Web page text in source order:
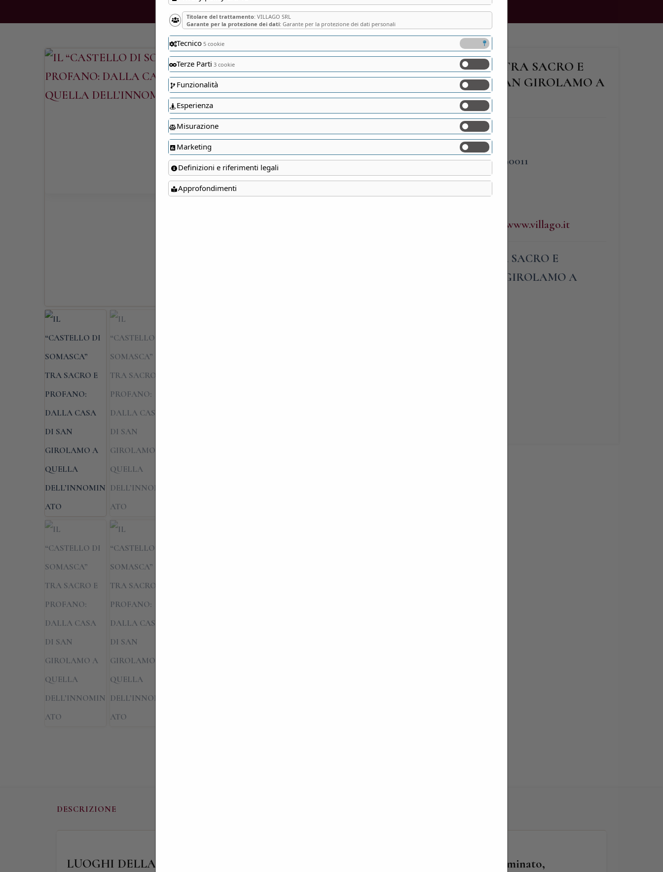
IL “CASTELLO DI SOMASCA” TRA SACRO E
PROFANO: DALLA CASA DI SAN GIROLAMO A
QUELLA DELL’INNOMINATO
Via della Basilica,1
VercuragoView map
PHONE
3383090011
http://www.villago.it
IL “CASTELLO DI SOMASCA” TRA SACRO E
PROFANO: DALLA CASA DI SAN GIROLAMO A
DESCRIZIONE
LUOGHI DELLA PASSEGGIATA: Abbazia San Girolamo, ruderi del Castello dell’Innominato,
Titolare del trattamento: VILLAGO SRL
Garante per la protezione dei dati: Garante per la protezione dei dati personali
Tecnico 5 cookie
Terze Parti 3 cookie
Funzionalità
Esperienza
Misurazione
Marketing
Definizioni e riferimenti legali
Approfondimenti